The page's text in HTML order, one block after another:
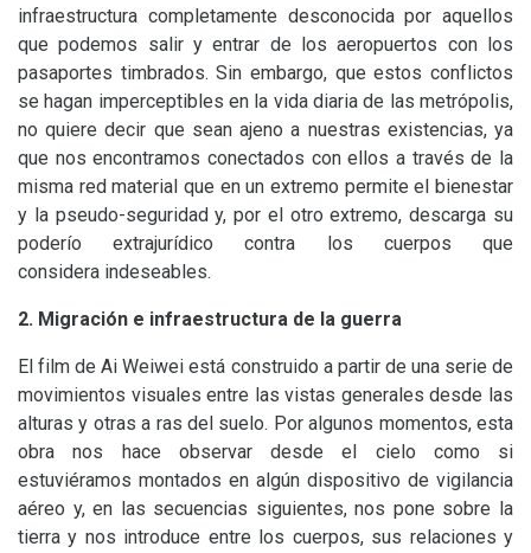
infraestructura completamente desconocida por aquellos
que podemos salir y entrar de los aeropuertos con los
pasaportes timbrados. Sin embargo, que estos conflictos
se hagan imperceptibles en la vida diaria de las metrópolis,
no quiere decir que sean ajeno a nuestras existencias, ya
que nos encontramos conectados con ellos a través de la
misma red material que en un extremo permite el bienestar
y la pseudo-seguridad y, por el otro extremo, descarga su
poderío extrajurídico contra los cuerpos que
considera indeseables.
2. Migración e infraestructura de la guerra
El film de Ai Weiwei está construido a partir de una serie de
movimientos visuales entre las vistas generales desde las
alturas y otras a ras del suelo. Por algunos momentos, esta
obra nos hace observar desde el cielo como si
estuviéramos montados en algún dispositivo de vigilancia
aéreo y, en las secuencias siguientes, nos pone sobre la
tierra y nos introduce entre los cuerpos, sus relaciones y